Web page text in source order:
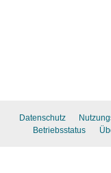
Datenschutz
Betriebsstatus